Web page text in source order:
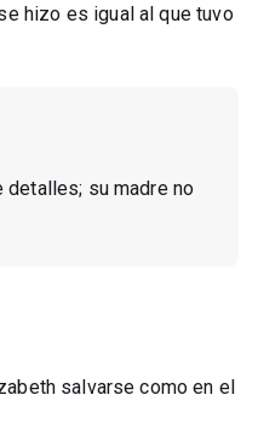
hizo es igual al que tuvo
detalles; su madre no
salvarse como en el